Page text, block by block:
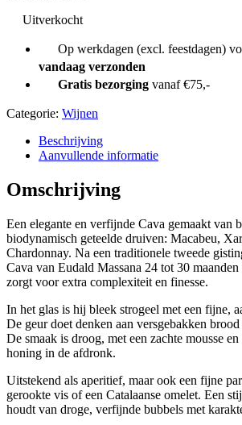
Uitverkocht
Op werkdagen (excl. feestdagen)
vandaag verzonden
Gratis bezorging vanaf €75,-
Categorie: Wijnen
Beschrijving
Aanvullende informatie
Omschrijving
Een elegante en verfijnde Cava gemaakt van
biodynamisch geteelde druiven: Macabeu,
Chardonnay. Na een traditionele tweede
Cava van Eudald Massana 24 tot 30
zorgt voor extra complexiteit en finesse.
In het glas is hij bleek strogeel met een fijne,
De geur doet denken aan versgebakken
De smaak is droog, met een zachte mousse
honing in de afdronk.
Uitstekend als aperitief, maar ook een fijne
gerookte vis of een Catalaanse omelet. Een
houdt van droge, verfijnde bubbels met